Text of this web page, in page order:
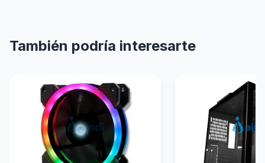
También podría interesarte